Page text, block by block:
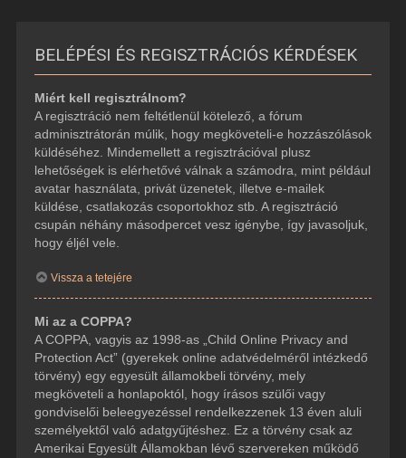
BELÉPÉSI ÉS REGISZTRÁCIÓS KÉRDÉSEK
Miért kell regisztrálnom?
A regisztráció nem feltétlenül kötelező, a fórum
adminisztrátorán múlik, hogy megköveteli-e hozzászólások
küldéséhez. Mindemellett a regisztrációval plusz
lehetőségek is elérhetővé válnak a számodra, mint például
avatar használata, privát üzenetek, illetve e-mailek
küldése, csatlakozás csoportokhoz stb. A regisztráció
csupán néhány másodpercet vesz igénybe, így javasoljuk,
hogy éljél vele.
Vissza a tetejére
Mi az a COPPA?
A COPPA, vagyis az 1998-as „Child Online Privacy and
Protection Act” (gyerekek online adatvédelméről intézkedő
törvény) egy egyesült államokbeli törvény, mely
megköveteli a honlapoktól, hogy írásos szülői vagy
gondviselői beleegyezéssel rendelkezzenek 13 éven aluli
személyektől való adatgyűjtéshez. Ez a törvény csak az
Amerikai Egyesült Államokban lévő szervereken működő